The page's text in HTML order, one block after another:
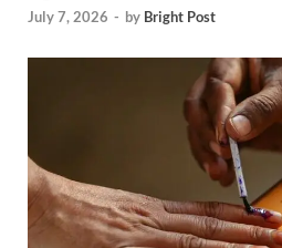
July 7, 2026 - by Bright Post